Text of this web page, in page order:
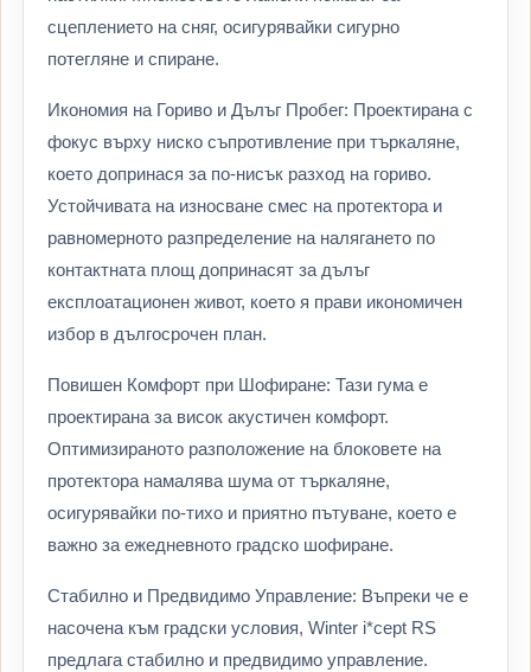
сцеплението на сняг, осигурявайки сигурно
потегляне и спиране.
Икономия на Гориво и Дълъг Пробег: Проектирана с
фокус върху ниско съпротивление при търкаляне,
което допринася за по-нисък разход на гориво.
Устойчивата на износване смес на протектора и
равномерното разпределение на налягането по
контактната площ допринасят за дълъг
експлоатационен живот, което я прави икономичен
избор в дългосрочен план.
Повишен Комфорт при Шофиране: Тази гума е
проектирана за висок акустичен комфорт.
Оптимизираното разположение на блоковете на
протектора намалява шума от търкаляне,
осигурявайки по-тихо и приятно пътуване, което е
важно за ежедневното градско шофиране.
Стабилно и Предвидимо Управление: Въпреки че е
насочена към градски условия, Winter i*cept RS
предлага стабилно и предвидимо управление.